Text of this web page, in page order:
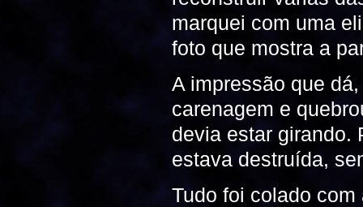
marquei com uma
foto que mostra a
A impressão que
carenagem e
devia estar girando.
estava destruída,
Tudo foi colado com